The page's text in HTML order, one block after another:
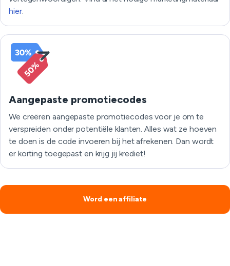
hier.
Aangepaste promotiecodes
We creëren aangepaste promotiecodes voor je om te
verspreiden onder potentiële klanten. Alles wat ze hoeven
te doen is de code invoeren bij het afrekenen. Dan wordt
er korting toegepast en krijg jij krediet!
Word een affiliate